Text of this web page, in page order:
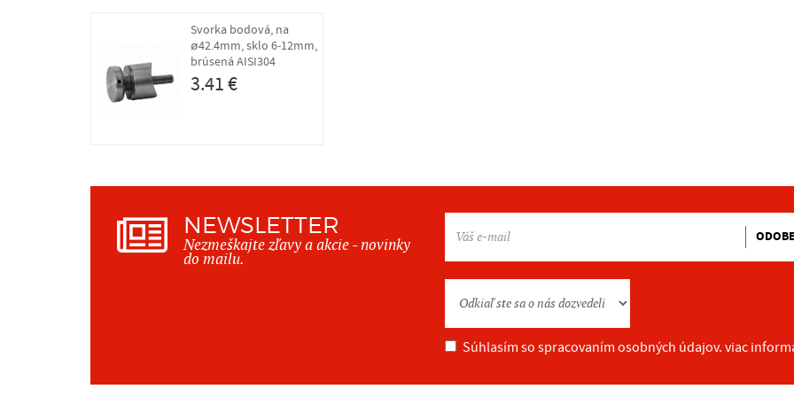
Svorka bodová, na
ø42.4mm, sklo 6-12mm,
brúsená AISI304
3.41 €
NEWSLETTER
Nezmeškajte zľavy a akcie - novinky
do mailu.
Súhlasím so spracovaním osobných údajov. viac